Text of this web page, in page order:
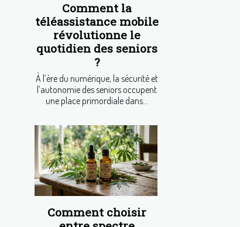
Comment la
téléassistance mobile
révolutionne le
quotidien des seniors
?
À l’ère du numérique, la sécurité et
l’autonomie des seniors occupent
une place primordiale dans...
Comment choisir